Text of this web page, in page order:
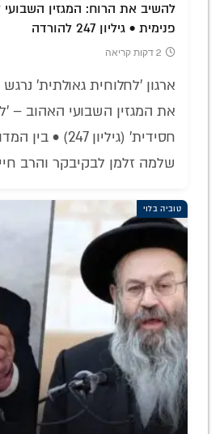
להשיב את הרוח: המגזין
פנימית • גיליון 247 להורדה
2 דקות קריאה
ארגון 'לחלוחית גאולתית'
את המגזין השבועי האהוב –
חסידית' (גיליון 247)
שלמה זלמן לבקיבקר והרב
טוביה בלוי